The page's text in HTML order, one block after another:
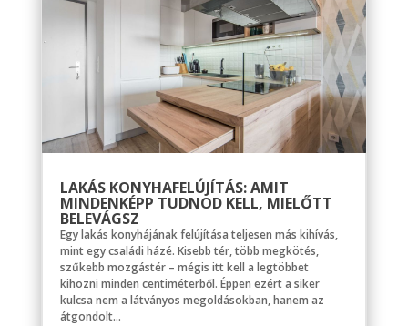
LAKÁS KONYHAFELÚJÍTÁS: AMIT
MINDENKÉPP TUDNOD KELL, MIELŐTT
BELEVÁGSZ
Egy lakás konyhájának felújítása teljesen más kihívás,
mint egy családi házé. Kisebb tér, több megkötés,
szűkebb mozgástér – mégis itt kell a legtöbbet
kihozni minden centiméterből. Éppen ezért a siker
kulcsa nem a látványos megoldásokban, hanem az
átgondolt...